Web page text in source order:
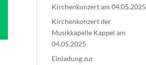
Kirchenkonzert am 04.05.2025
Kirchenkonzert der
Musikkapelle Kappel am
04.05.2025
Einladung zur